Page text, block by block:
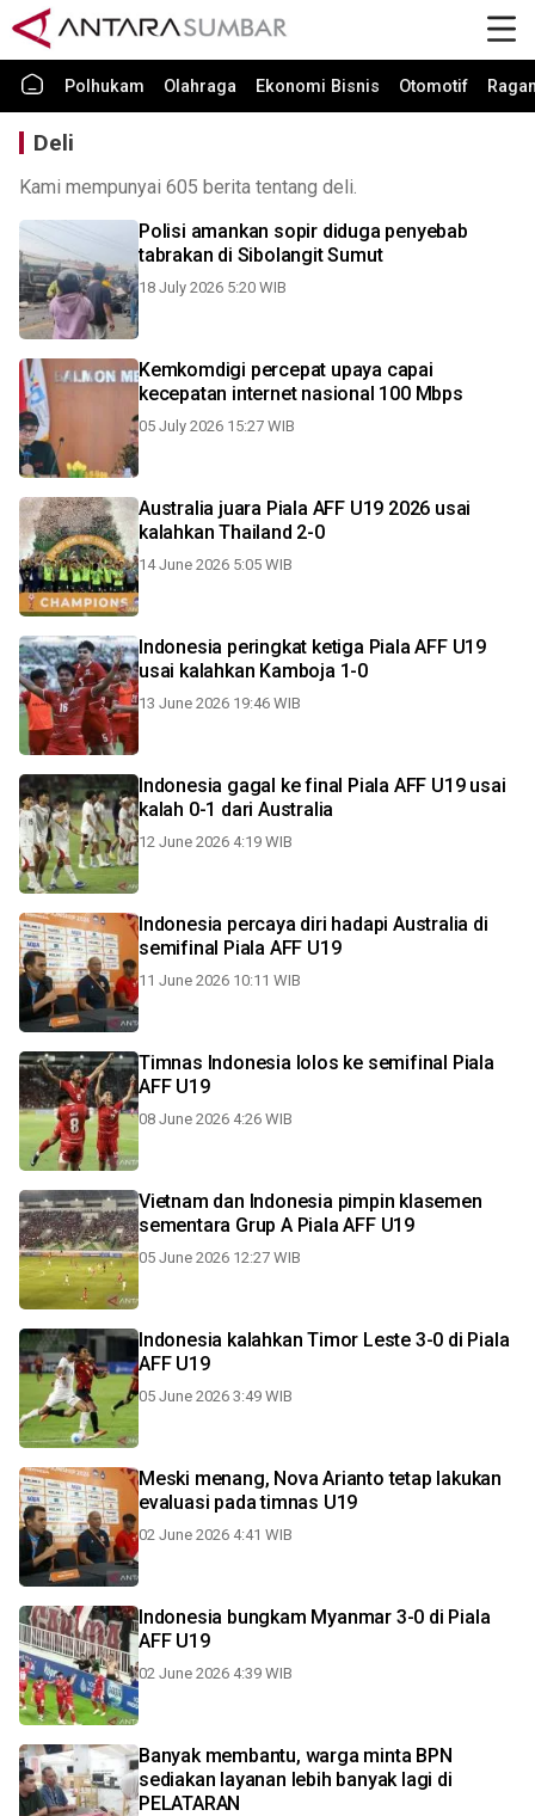
Polhukam Olahraga Ekonomi Bisnis Otomotif
Deli
Kami mempunyai 605 berita tentang deli.
Polisi amankan sopir diduga penyebab
tabrakan di Sibolangit Sumut
18 July 2026 5:20 WIB
Kemkomdigi percepat upaya capai
kecepatan internet nasional 100 Mbps
05 July 2026 15:27 WIB
Australia juara Piala AFF U19 2026 usai
kalahkan Thailand 2-0
14 June 2026 5:05 WIB
Indonesia peringkat ketiga Piala AFF U19
usai kalahkan Kamboja 1-0
13 June 2026 19:46 WIB
Indonesia gagal ke final Piala AFF U19 usai
kalah 0-1 dari Australia
12 June 2026 4:19 WIB
Indonesia percaya diri hadapi Australia di
semifinal Piala AFF U19
11 June 2026 10:11 WIB
Timnas Indonesia lolos ke semifinal Piala
AFF U19
08 June 2026 4:26 WIB
Vietnam dan Indonesia pimpin klasemen
sementara Grup A Piala AFF U19
05 June 2026 12:27 WIB
Indonesia kalahkan Timor Leste 3-0 di Piala
AFF U19
05 June 2026 3:49 WIB
Meski menang, Nova Arianto tetap lakukan
evaluasi pada timnas U19
02 June 2026 4:41 WIB
Indonesia bungkam Myanmar 3-0 di Piala
AFF U19
02 June 2026 4:39 WIB
Banyak membantu, warga minta BPN
sediakan layanan lebih banyak lagi di
PELATARAN